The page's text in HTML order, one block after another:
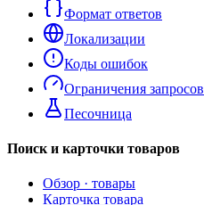
Формат ответов
Локализации
Коды ошибок
Ограничения запросов
Песочница
Поиск и карточки товаров
Обзор · товары
Карточка товара